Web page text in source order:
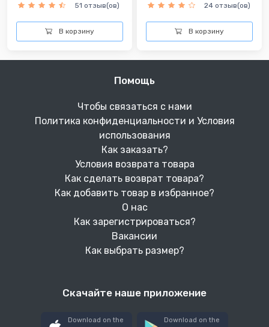
51 отзыв(ов)
В корзину
24 отзыв(ов)
В корзину
Помощь
Чтобы связаться с нами
Политика конфиденциальности и Условия
использования
Как заказать?
Условия возврата товара
Как сделать возврат товара?
Как добавить товар в избранное?
О нас
Как зарегистрироваться?
Вакансии
Как выбрать размер?
Скачайте наше приложение
Download on the Download on the